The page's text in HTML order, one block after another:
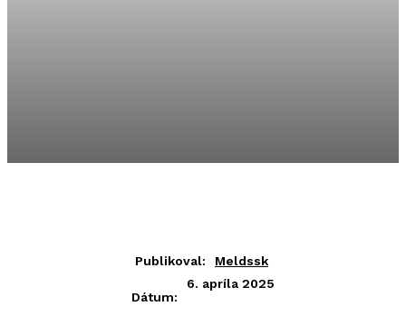
Publikoval: Meldssk
Dátum:
6. apríla 2025